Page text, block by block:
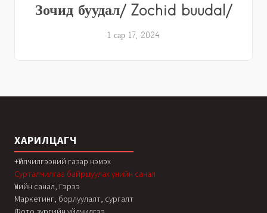
Зочид буудал/ Zochid buudal/
1 сар 17, 2024
ХАРИЛЦАГЧ
+Үйлчилгээний газар нэмэх
Сурталчилгаа байршуулах үнийн санал
Үнийн санал, Гэрээ
Маркетинг, борлуулалт, сургалт